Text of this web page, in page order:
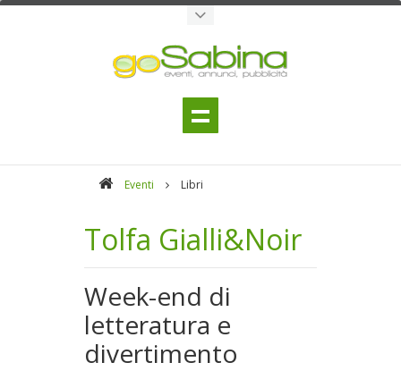
Eventi Libri
Tolfa Gialli&Noir
Week-end di
letteratura e
divertimento